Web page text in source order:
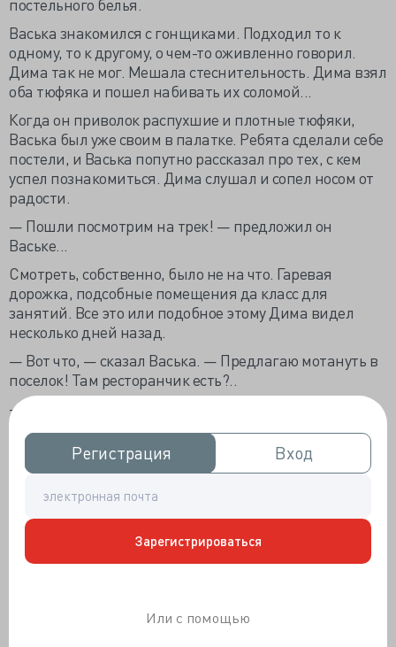
Регистрация
Регистрация Вход
Вход
Зарегистрироваться
Или с помощью
Васька знакомился с гонщиками. Подходил то к
одному, то к другому, о чем-то оживленно говорил.
Дима так не мог. Мешала стеснительность. Дима взял
оба тюфяка и пошел набивать их соломой...
Когда он приволок распухшие и плотные тюфяки,
Васька был уже своим в палатке. Ребята сделали себе
постели, и Васька попутно рассказал про тех, с кем
успел познакомиться. Дима слушал и сопел носом от
радости.
— Пошли посмотрим на трек! — предложил он
Ваське...
Смотреть, собственно, было не на что. Гаревая
дорожка, подсобные помещения да класс для
занятий. Все это или подобное этому Дима видел
несколько дней назад.
— Вот что, — сказал Васька. — Предлагаю мотануть в
поселок! Там ресторанчик есть?..
— Пить, что ли? — спросил Дима недовольно.
— Упаси боже! — Васька воздел руки в притворном
ужасе. — Мы же за баранками!... Я довезу. Ты только
попроси у Геры его «Яву»!..
После обеда многие разъехались. Гера разрешил
взять мотоцикл на два часа. Васька, оглядываясь по
сторонам — есть ли публика, — объяснил Диме, где
стартер и что такое зажигание.
эстрада были пусты. Какой-то мужчина в черном
костюме доедал свою котлету.